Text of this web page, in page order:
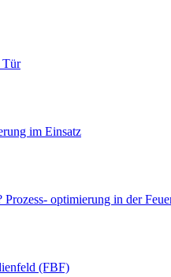
Tür
im Einsatz
Prozess- optimierung in der
(FBF)